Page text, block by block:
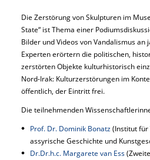
Die Zerstörung von Skulpturen im
State“ ist Thema einer
Bilder und Videos von Vandalismus
Experten erörtern die politischen,
zerstörten Objekte kulturhistorisch
Nord-Irak: Kulturzerstörungen im
öffentlich, der Eintritt frei.
Die teilnehmenden
Prof. Dr. Dominik Bonatz(Institut für
assyrische Geschichte und
Dr.Dr.h.c. Margarete van Ess